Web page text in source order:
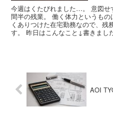
今週はくたびれました…。 意図せ
間半の残業。 働く体力というも
くありつけた在宅勤務なので、残
す。 昨日はこんなこと↓書きまし
AOI